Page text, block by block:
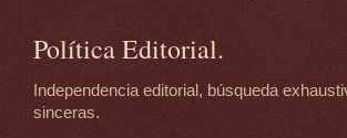
Política Editorial.
Independencia editorial, búsqueda
sinceras.